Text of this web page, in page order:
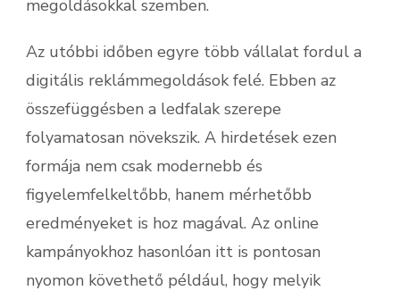
megoldásokkal szemben.
Az utóbbi időben egyre több vállalat fordul a
digitális reklámmegoldások felé. Ebben az
összefüggésben a ledfalak szerepe
folyamatosan növekszik. A hirdetések ezen
formája nem csak modernebb és
figyelemfelkeltőbb, hanem mérhetőbb
eredményeket is hoz magával. Az online
kampányokhoz hasonlóan itt is pontosan
nyomon követhető például, hogy melyik